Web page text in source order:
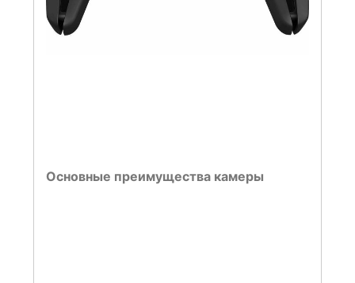
Основные преимущества камеры